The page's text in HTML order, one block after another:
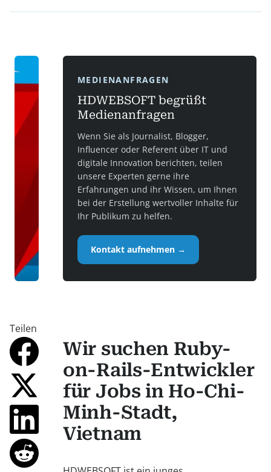
MEDIENANFRAGEN
HDWEBSOFT begrüßt
Medienanfragen
Wenn Sie als Journalist, Blogger,
Influencer oder Referent über IT und
digitale Innovation berichten, teilen
unsere Experten gerne ihre
Erfahrungen und ihr Wissen, um Ihnen
bei der Erstellung wertvoller Inhalte für
Ihr Publikum zu helfen.
Kontakt aufnehmen →
Teilen
Wir suchen Ruby-
on-Rails-Entwickler
für Jobs in Ho-Chi-
Minh-Stadt,
Vietnam